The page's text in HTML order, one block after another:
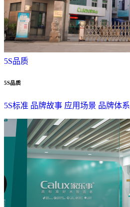
5S品质
5S品质
5S标准 品牌故事 应用场景 品牌体系